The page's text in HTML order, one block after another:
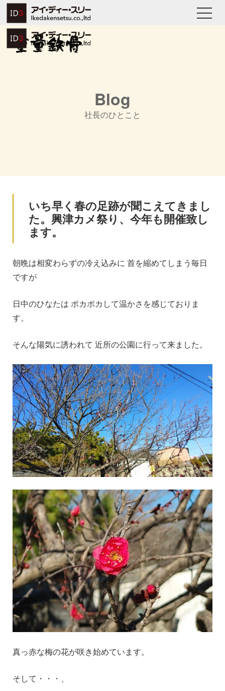
Blog
社長のひとこと
いち早く春の足跡が聞こえてきまし
た。興津カメ祭り、今年も開催致し
ます。
朝晩は相変わらずの冷え込みに 首を縮めてしまう毎日
ですが
日中のひなたは ポカポカして温かさを感じておりま
す。
そんな陽気に誘われて 近所の公園に行って来ました。
真っ赤な梅の花が咲き始めています。
そして・・・、